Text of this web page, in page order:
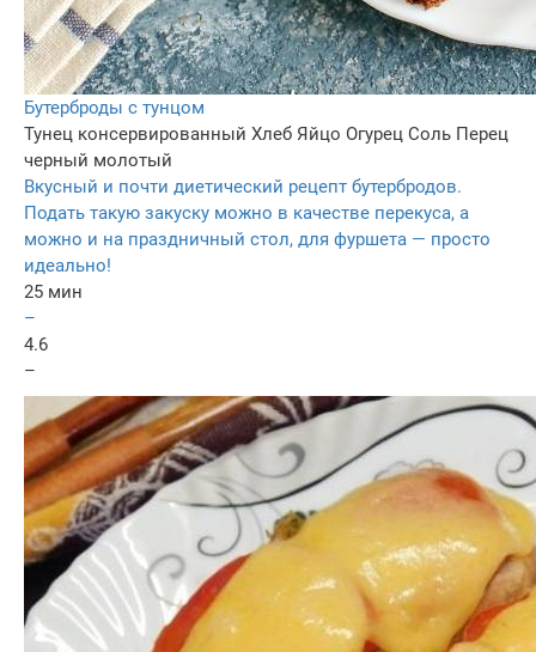
Бутерброды с тунцом
Тунец консервированный Хлеб Яйцо Огурец Соль Перец
черный молотый
Вкусный и почти диетический рецепт бутербродов.
Подать такую закуску можно в качестве перекуса, а
можно и на праздничный стол, для фуршета — просто
идеально!
25 мин
–
4.6
–